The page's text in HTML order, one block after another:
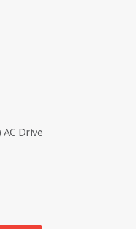
AC Drive